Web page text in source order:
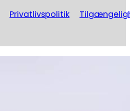
Privatlivspolitik